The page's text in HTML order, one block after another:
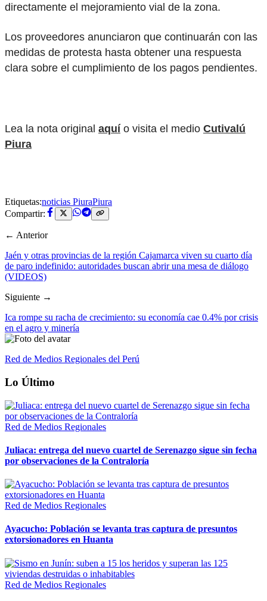
directamente el mejoramiento vial de la zona.
Los proveedores anunciaron que continuarán con las
medidas de protesta hasta obtener una respuesta
clara sobre el cumplimiento de los pagos pendientes.
Lea la nota original aquío visita el medio Cutivalú
Piura
Etiquetas:noticias PiuraPiura
Compartir:
← Anterior
Jaén y otras provincias de la región Cajamarca viven su cuarto día
de paro indefinido: autoridades buscan abrir una mesa de diálogo
(VIDEOS)
Siguiente →
Ica rompe su racha de crecimiento: su economía cae 0.4% por crisis
en el agro y minería
Red de Medios Regionales del Perú
Lo Último
Red de Medios Regionales
Juliaca: entrega del nuevo cuartel de Serenazgo sigue sin fecha
por observaciones de la Contraloría
Red de Medios Regionales
Ayacucho: Población se levanta tras captura de presuntos
extorsionadores en Huanta
Red de Medios Regionales